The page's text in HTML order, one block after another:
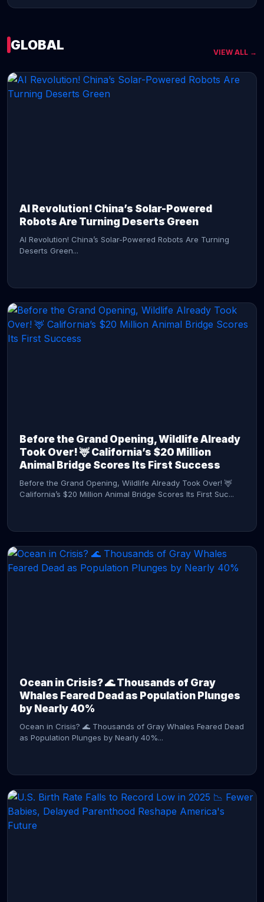
GLOBAL VIEW ALL →
AI Revolution! China’s Solar-Powered
Robots Are Turning Deserts Green
AI Revolution! China’s Solar-Powered Robots Are Turning
Deserts Green...
Before the Grand Opening, Wildlife Already
Took Over! 🦌 California’s $20 Million
Animal Bridge Scores Its First Success
Before the Grand Opening, Wildlife Already Took Over! 🦌
California’s $20 Million Animal Bridge Scores Its First Suc...
Ocean in Crisis? 🌊 Thousands of Gray
Whales Feared Dead as Population Plunges
by Nearly 40%
Ocean in Crisis? 🌊 Thousands of Gray Whales Feared Dead
as Population Plunges by Nearly 40%...